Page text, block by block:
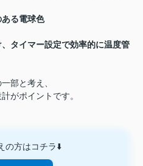
ある電球色
タイマー設定で効率的に温度管
部と考え、
がポイントです。
の方はコチラ⬇️